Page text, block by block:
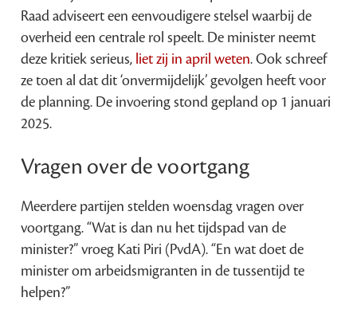
Raad adviseert een eenvoudigere stelsel waarbij de
overheid een centrale rol speelt. De minister neemt
deze kritiek serieus, liet zij in april weten. Ook schreef
ze toen al dat dit ‘onvermijdelijk’ gevolgen heeft voor
de planning. De invoering stond gepland op 1 januari
2025.
Vragen over de voortgang
Meerdere partijen stelden woensdag vragen over
voortgang. “Wat is dan nu het tijdspad van de
minister?” vroeg Kati Piri (PvdA). “En wat doet de
minister om arbeidsmigranten in de tussentijd te
helpen?”